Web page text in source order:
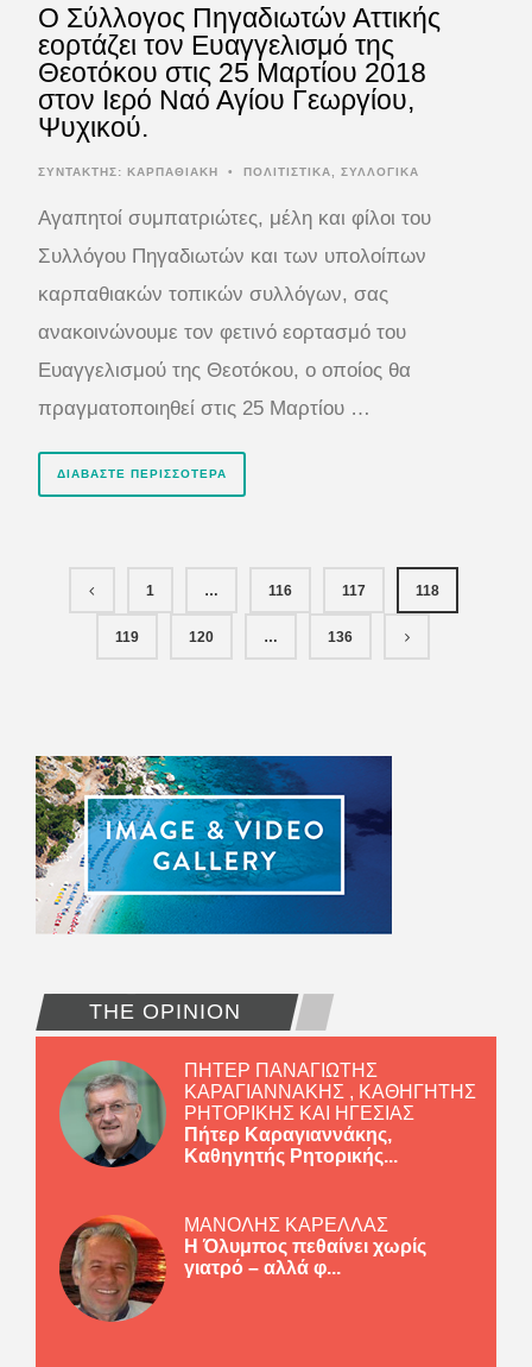
Ο Σύλλογος Πηγαδιωτών Αττικής
εορτάζει τον Ευαγγελισμό της
Θεοτόκου στις 25 Μαρτίου 2018
στον Ιερό Ναό Αγίου Γεωργίου,
Ψυχικού.
ΣΥΝΤΆΚΤΗΣ: ΚΑΡΠΑΘΙΑΚΗ • ΠΟΛΙΤΙΣΤΙΚΑ ΣΥΛΛΟΓΙΚΑ
Αγαπητοί συμπατριώτες, μέλη και φίλοι του
Συλλόγου Πηγαδιωτών και των υπολοίπων
καρπαθιακών τοπικών συλλόγων, σας
ανακοινώνουμε τον φετινό εορτασμό του
Ευαγγελισμού της Θεοτόκου, ο οποίος θα
πραγματοποιηθεί στις 25 Μαρτίου …
ΔΙΑΒΆΣΤΕ ΠΕΡΙΣΣΌΤΕΡΑ
1 … 116 117 118
119 120 … 136
THE OPINION
ΠΗΤΕΡ ΠΑΝΑΓΙΩΤΗΣ
ΚΑΡΑΓΙΑΝΝΑΚΗΣ , ΚΑΘΗΓΗΤΗΣ
ΡΗΤΟΡΙΚΗΣ ΚΑΙ ΗΓΕΣΙΑΣ
Πήτερ Καραγιαννάκης,
Καθηγητής Ρητορικής...
ΜΑΝΟΛΗΣ ΚΑΡΕΛΛΑΣ
Η Όλυμπος πεθαίνει χωρίς
γιατρό – αλλά φ...